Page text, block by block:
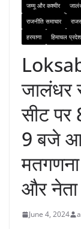
जम्मू और कश्मीर
राजनीति समाचार
हरयाणा
हिमाचल प्रदेश
जालंधर
सीट
9 बजे आ
और नेता
June 4, 2024